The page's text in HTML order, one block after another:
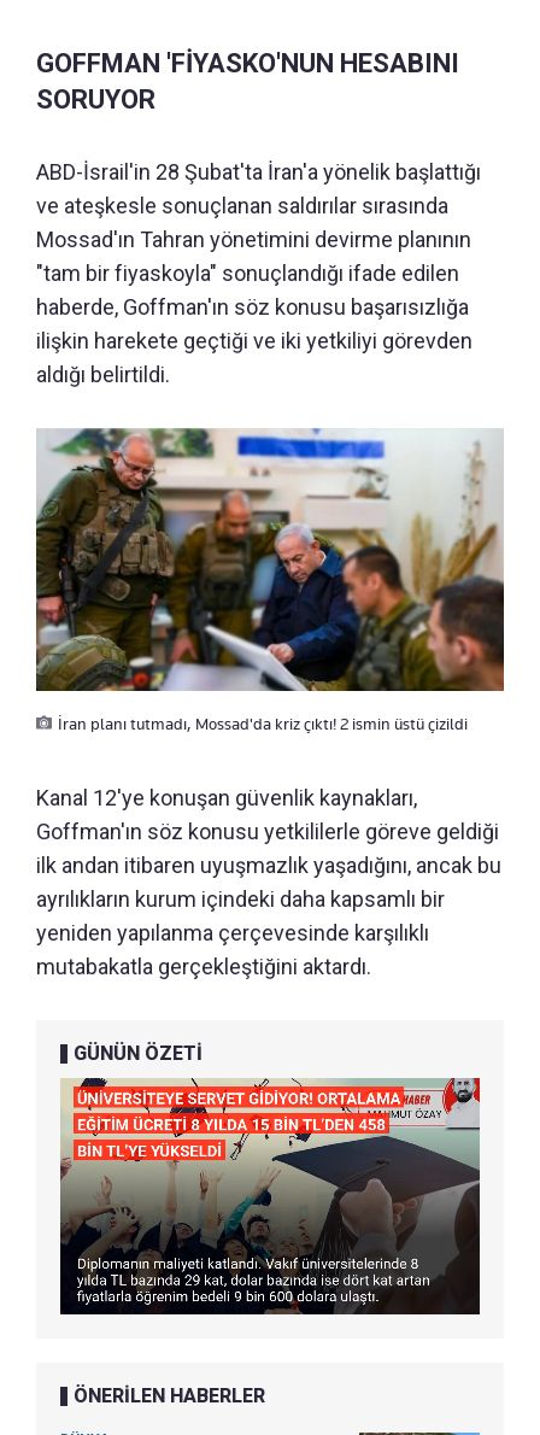
GOFFMAN 'FİYASKO'NUN HESABINI
SORUYOR
ABD-İsrail'in 28 Şubat'ta İran'a yönelik başlattığı
ve ateşkesle sonuçlanan saldırılar sırasında
Mossad'ın Tahran yönetimini devirme planının
"tam bir fiyaskoyla" sonuçlandığı ifade edilen
haberde, Goffman'ın söz konusu başarısızlığa
ilişkin harekete geçtiği ve iki yetkiliyi görevden
aldığı belirtildi.
İran planı tutmadı, Mossad'da kriz çıktı! 2 ismin üstü çizildi
Kanal 12'ye konuşan güvenlik kaynakları,
Goffman'ın söz konusu yetkililerle göreve geldiği
ilk andan itibaren uyuşmazlık yaşadığını, ancak bu
ayrılıkların kurum içindeki daha kapsamlı bir
yeniden yapılanma çerçevesinde karşılıklı
mutabakatla gerçekleştiğini aktardı.
GÜNÜN ÖZETİ
ÖNERİLEN HABERLER